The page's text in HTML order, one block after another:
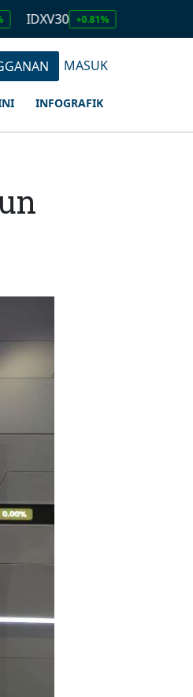
+0.81% IDXQ30
MASUK
INFOGRAFIK